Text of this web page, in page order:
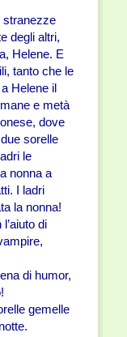
stranezze
degli altri,
Helene. E
tanto che le
Helene il
e metà
dove
sorelle
le
nonna a
I ladri
la nonna!
di
di humor,
gemelle